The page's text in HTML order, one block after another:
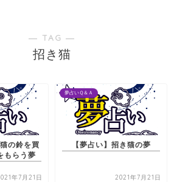
― TAG ―
招き猫
の鈴を買
もらう夢
年7月21日
夢占いＱ＆Ａ
【夢占い】招き猫の夢
2021年7月21日